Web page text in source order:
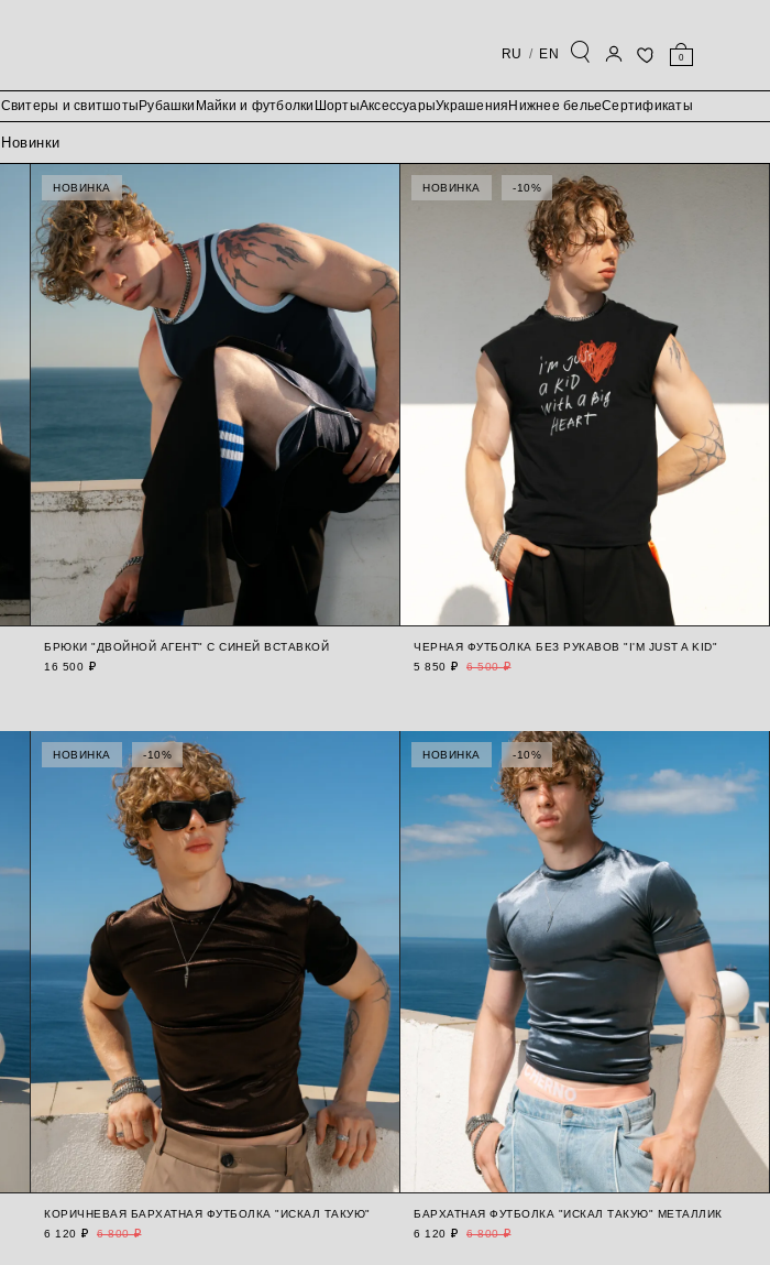
Свитеры и свитшоты Рубашки Майки и футболки ШортыАксессуарыУкрашения Нижнее бельеСертификаты
Новинки
RU EN 0
НОВИНКА
БРЮКИ "ДВОЙНОЙ АГЕНТ" С СИНЕЙ ВСТАВКОЙ
16 500 ₽
НОВИНКА -10%
ЧЕРНАЯ ФУТБОЛКА БЕЗ РУКАВОВ "I'M JUST A KID"
5 850 ₽
6 500 ₽
НОВИНКА -10%
КОРИЧНЕВАЯ БАРХАТНАЯ ФУТБОЛКА "ИСКАЛ ТАКУЮ"
6 120 ₽
6 800 ₽
НОВИНКА -10%
БАРХАТНАЯ ФУТБОЛКА "ИСКАЛ ТАКУЮ" МЕТАЛЛИК
6 120 ₽
6 800 ₽